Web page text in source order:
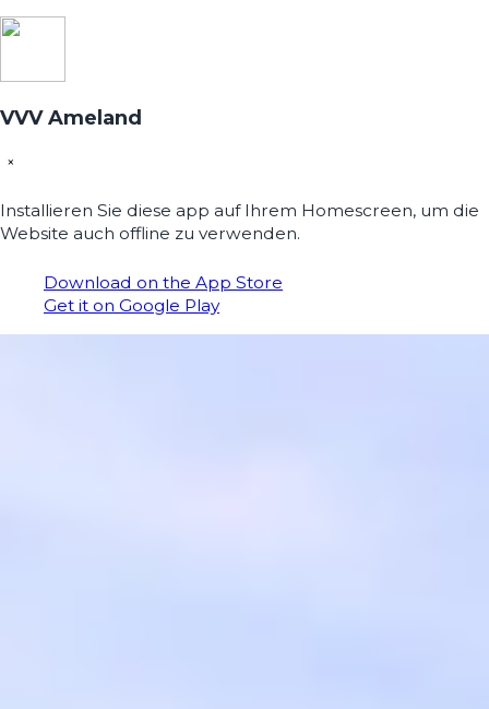
VVV Ameland
×
Installieren Sie diese app auf Ihrem Homescreen, um die
Website auch offline zu verwenden.
Download on the App Store
Get it on Google Play